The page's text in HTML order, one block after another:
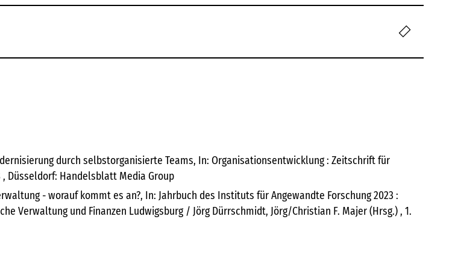
durch selbstorganisierte Teams, In: Organisationsentwicklung : Zeitschrift für
, Düsseldorf: Handelsblatt Media Group
- worauf kommt es an?, In: Jahrbuch des Instituts für Angewandte Forschung 2023 :
Verwaltung und Finanzen Ludwigsburg / Jörg Dürrschmidt, Jörg/Christian F. Majer (Hrsg.) , 1.